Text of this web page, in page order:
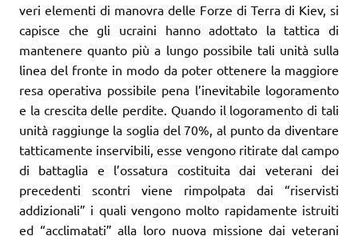
veri elementi di manovra delle Forze di Terra di Kiev, si
capisce che gli ucraini hanno adottato la tattica di
mantenere quanto più a lungo possibile tali unità sulla
linea del fronte in modo da poter ottenere la maggiore
resa operativa possibile pena l’inevitabile logoramento
e la crescita delle perdite. Quando il logoramento di tali
unità raggiunge la soglia del 70%, al punto da diventare
tatticamente inservibili, esse vengono ritirate dal campo
di battaglia e l’ossatura costituita dai veterani dei
precedenti scontri viene rimpolpata dai “riservisti
addizionali” i quali vengono molto rapidamente istruiti
ed “acclimatati” alla loro nuova missione dai veterani